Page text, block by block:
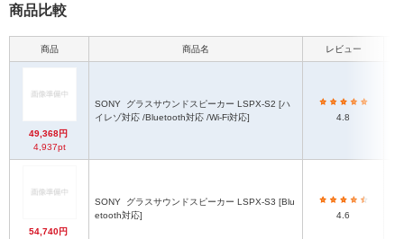
商品比較
商品 商品名 レビュー
49,368円
4,937pt
SONY
イレゾ対応 /Bluetooth対応 /Wi-Fi対応]
4.8
54,740円
SONY
etooth対応]
4.6